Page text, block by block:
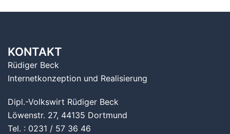
KONTAKT
Rüdiger Beck
Internetkonzeption und Realisierung
Dipl.-Volkswirt Rüdiger Beck
Löwenstr. 27, 44135 Dortmund
Tel. : 0231 / 57 36 46